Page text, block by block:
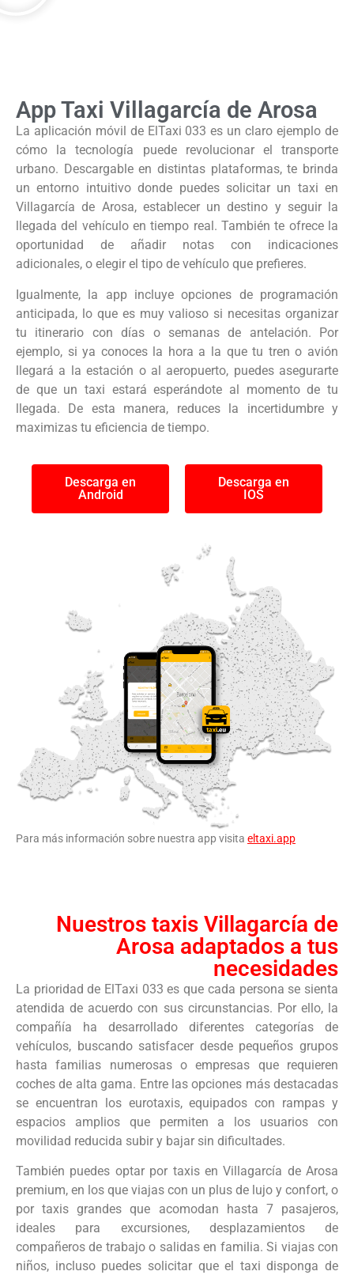
App Taxi Villagarcía de Arosa
La aplicación móvil de ElTaxi 033 es un claro ejemplo de
cómo la tecnología puede revolucionar el transporte
urbano. Descargable en distintas plataformas, te brinda
un entorno intuitivo donde puedes solicitar un taxi en
Villagarcía de Arosa, establecer un destino y seguir la
llegada del vehículo en tiempo real. También te ofrece la
oportunidad de añadir notas con indicaciones
adicionales, o elegir el tipo de vehículo que prefieres.
Igualmente, la app incluye opciones de programación
anticipada, lo que es muy valioso si necesitas organizar
tu itinerario con días o semanas de antelación. Por
ejemplo, si ya conoces la hora a la que tu tren o avión
llegará a la estación o al aeropuerto, puedes asegurarte
de que un taxi estará esperándote al momento de tu
llegada. De esta manera, reduces la incertidumbre y
maximizas tu eficiencia de tiempo.
Descarga en
Android
Descarga en
IOS
Para más información sobre nuestra app visita eltaxi.app
Nuestros taxis Villagarcía de
Arosa adaptados a tus
necesidades
La prioridad de ElTaxi 033 es que cada persona se sienta
atendida de acuerdo con sus circunstancias. Por ello, la
compañía ha desarrollado diferentes categorías de
vehículos, buscando satisfacer desde pequeños grupos
hasta familias numerosas o empresas que requieren
coches de alta gama. Entre las opciones más destacadas
se encuentran los eurotaxis, equipados con rampas y
espacios amplios que permiten a los usuarios con
movilidad reducida subir y bajar sin dificultades.
También puedes optar por taxis en Villagarcía de Arosa
premium, en los que viajas con un plus de lujo y confort, o
por taxis grandes que acomodan hasta 7 pasajeros,
ideales para excursiones, desplazamientos de
compañeros de trabajo o salidas en familia. Si viajas con
niños, incluso puedes solicitar que el taxi disponga de